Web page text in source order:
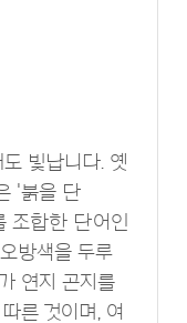
빛납니다. 옛
'붉을 단
조합한 단어인
방색을 두루
연지 곤지를
른 것이며, 여